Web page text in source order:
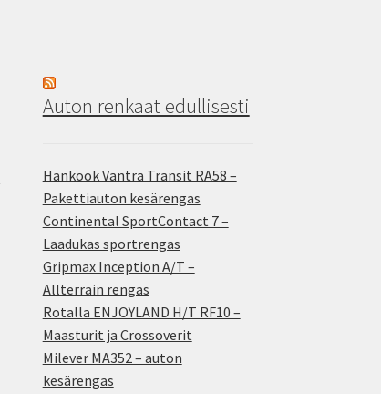
Auton renkaat edullisesti
Hankook Vantra Transit RA58 –
Pakettiauton kesärengas
Continental SportContact 7 –
Laadukas sportrengas
Gripmax Inception A/T –
Allterrain rengas
Rotalla ENJOYLAND H/T RF10 –
Maasturit ja Crossoverit
Milever MA352 – auton
kesärengas